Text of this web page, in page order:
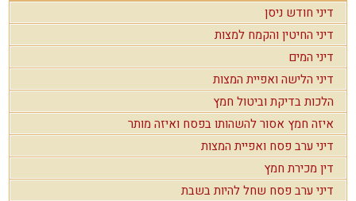
דיני חודש ניסן
דיני החיטין והקמח למצות
דיני המים
דיני הלישה ואפיית המצות
הלכות בדיקת וביטול חמץ
איזה חמץ אסור להשהותו בפסח ואיזה מותר
דיני ערב פסח ואפיית המצות
דין מכירת חמץ
דיני ערב פסח שחל להיות בשבת